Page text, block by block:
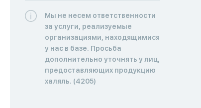
Мы не несем ответственности
за услуги, реализуемые
организациями, находящимися
у нас в базе. Просьба
дополнительно уточнять у лиц,
предоставляющих продукцию
халяль. (4205)